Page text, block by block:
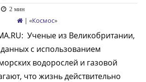
2 мин
| «Космос»
Ученые из Великобритании,
с использованием
водорослей и газовой
что жизнь действительно